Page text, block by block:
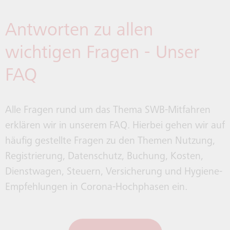
Antworten zu allen
wichtigen Fragen - Unser
FAQ
Alle Fragen rund um das Thema SWB-Mitfahren
erklären wir in unserem FAQ. Hierbei gehen wir auf
häufig gestellte Fragen zu den Themen Nutzung,
Registrierung, Datenschutz, Buchung, Kosten,
Dienstwagen, Steuern, Versicherung und Hygiene-
Empfehlungen in Corona-Hochphasen ein.